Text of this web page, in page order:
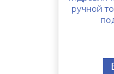
ручной